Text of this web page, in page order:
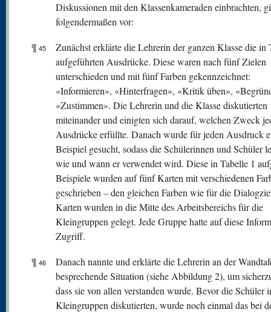
Diskussionen mit den Klassenkameraden einbrachten,
folgendermaßen vor:
¶ 45
Zunächst erklärte die Lehrerin der ganzen Klasse die in
aufgeführten Ausdrücke. Diese waren nach fünf Zielen
unterschieden und mit fünf Farben gekennzeichnet:
«Informieren», «Hinterfragen», «Kritik üben»,
«Zustimmen». Die Lehrerin und die Klasse diskutierten
miteinander und einigten sich darauf, welchen Zweck
Ausdrücke erfüllte. Danach wurde für jeden Ausdruck
Beispiel gesucht, sodass die Schülerinnen und Schüler
wie und wann er verwendet wird. Diese in Tabelle 1
Beispiele wurden auf fünf Karten mit verschiedenen
geschrieben – den gleichen Farben wie für die
Karten wurden in die Mitte des Arbeitsbereichs für die
Kleingruppen gelegt. Jede Gruppe hatte auf diese
Zugriff.
¶ 46
Danach nannte und erklärte die Lehrerin an der
besprechende Situation (siehe Abbildung 2), um
dass sie von allen verstanden wurde. Bevor die Schüler
Kleingruppen diskutierten, wurde noch einmal das bei